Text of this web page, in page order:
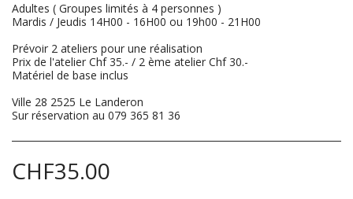
Adultes ( Groupes limités à 4 personnes )
Mardis / Jeudis 14H00 - 16H00 ou 19h00 - 21H00
Prévoir 2 ateliers pour une réalisation
Prix de l'atelier Chf 35.- / 2 ème atelier Chf 30.-
Matériel de base inclus
Ville 28 2525 Le Landeron
Sur réservation au 079 365 81 36
CHF35.00